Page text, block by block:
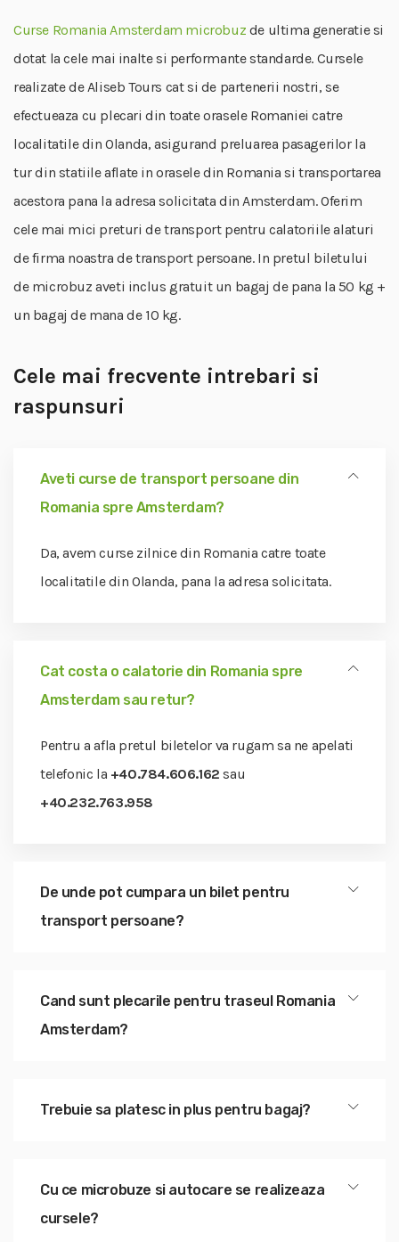
Curse Romania Amsterdam microbuz de ultima generatie si
dotat la cele mai inalte si performante standarde. Cursele
realizate de Aliseb Tours cat si de partenerii nostri, se
efectueaza cu plecari din toate orasele Romaniei catre
localitatile din Olanda, asigurand preluarea pasagerilor la
tur din statiile aflate in orasele din Romania si transportarea
acestora pana la adresa solicitata din Amsterdam. Oferim
cele mai mici preturi de transport pentru calatoriile alaturi
de firma noastra de transport persoane. In pretul biletului
de microbuz aveti inclus gratuit un bagaj de pana la 50 kg +
un bagaj de mana de 10 kg.
Cele mai frecvente intrebari si
raspunsuri
Aveti curse de transport persoane din
Romania spre Amsterdam?
Da, avem curse zilnice din Romania catre toate
localitatile din Olanda, pana la adresa solicitata.
Cat costa o calatorie din Romania spre
Amsterdam sau retur?
Pentru a afla pretul biletelor va rugam sa ne apelati
telefonic la +40.784.606.162 sau
+40.232.763.958
De unde pot cumpara un bilet pentru
transport persoane?
Cand sunt plecarile pentru traseul Romania
Amsterdam?
Trebuie sa platesc in plus pentru bagaj?
Cu ce microbuze si autocare se realizeaza
cursele?